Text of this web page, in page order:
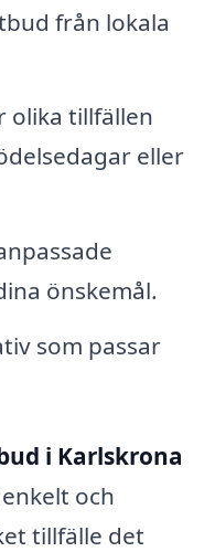
från lokala
olika tillfällen
eller
önskemål.
som passar
i Karlskrona
och
tillfälle det